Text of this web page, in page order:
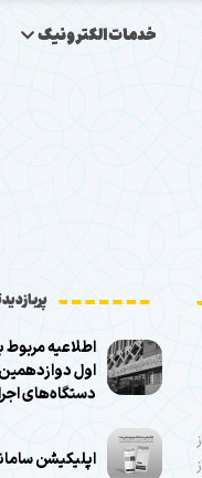
خدمات‌الکترونیک
اطلاعیه
اول
دستگاه‌های
اپلیکیشن